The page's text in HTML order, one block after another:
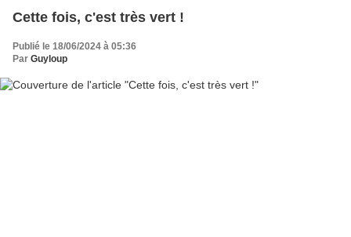
Cette fois, c'est très vert !
Publié le 18/06/2024 à 05:36
Par Guyloup